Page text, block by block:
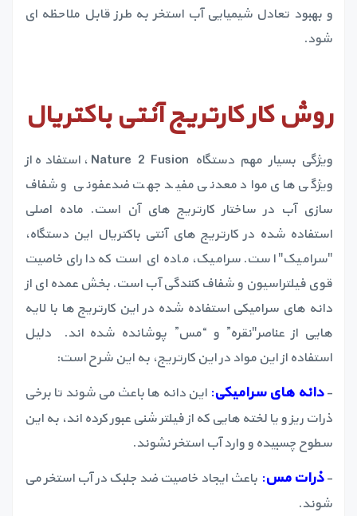
و بهبود تعادل شیمیایی آب استخر به طرز قابل ملاحظه ای
شود.
روش کار کارتریج آنتی باکتریال
ویژگی بسیار مهم دستگاه Nature 2 Fusion، استفاده از
ویژگی های مواد معدنی مفید جهت ضدعفونی و شفاف
سازی آب در ساختار کارتریج های آن است. ماده اصلی
استفاده شده در کارتریج های آنتی باکتریال این دستگاه،
"سرامیک" است. سرامیک، ماده ای است که دارای خاصیت
قوی فیلتراسیون و شفاف کنندگی آب است. بخش عمده ای از
دانه های سرامیکی استفاده شده در این کارتریج ها با لایه
هایی از عناصر"نقره” و “مس” پوشانده شده اند. دلیل
استفاده از این مواد در این کارتریج، به این شرح است:
-دانه های سرامیکی: این دانه ها باعث می شوند تا برخی
ذرات ریز و یا لخته هایی که از فیلتر شنی عبور کرده اند، به این
سطوح چسبیده و وارد آب استخر نشوند.
-ذرات مس: باعث ایجاد خاصیت ضد جلبک در آب استخر می
شوند.